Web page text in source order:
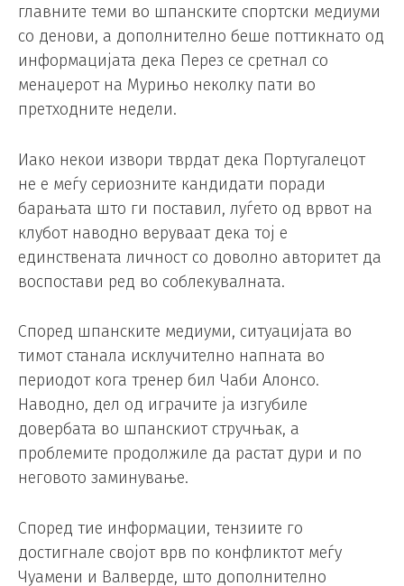
главните теми во шпанските спортски медиуми
со денови, а дополнително беше поттикнато од
информацијата дека Перез се сретнал со
менаџерот на Мурињо неколку пати во
претходните недели.
Иако некои извори тврдат дека Португалецот
не е меѓу сериозните кандидати поради
барањата што ги поставил, луѓето од врвот на
клубот наводно веруваат дека тој е
единствената личност со доволно авторитет да
воспостави ред во соблекувалната.
Според шпанските медиуми, ситуацијата во
тимот станала исклучително напната во
периодот кога тренер бил Чаби Алонсо.
Наводно, дел од играчите ја изгубиле
довербата во шпанскиот стручњак, а
проблемите продолжиле да растат дури и по
неговото заминување.
Според тие информации, тензиите го
достигнале својот врв по конфликтот меѓу
Чуамени и Валверде, што дополнително